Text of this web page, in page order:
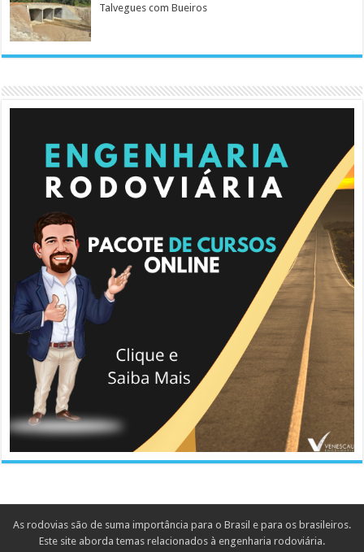
Talvegues com Bueiros
As rodovias são de suma importância para o Brasil e para os brasileiros.
Este site aborda temas relacionados à engenharia rodoviária.